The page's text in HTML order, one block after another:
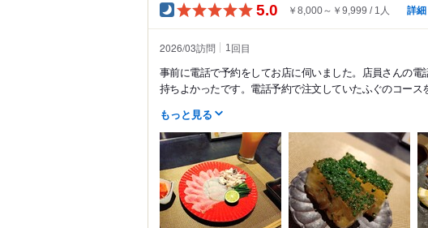
5.0 ￥8,000～￥9,999 1人 詳細
2026/03訪問 1 回目
事前に電話で予約をしてお店に伺いました。店員さんの
持ちよかったです。電話予約で注文していたふぐのコー
もっと見る